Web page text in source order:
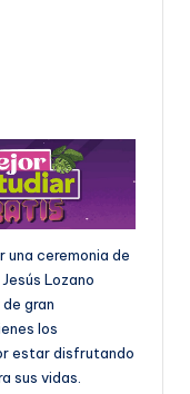
una ceremonia de
Lozano
gran
los
estar disfrutando
sus vidas.